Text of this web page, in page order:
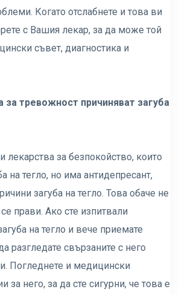
Когато отслабнете и това ви
с Вашия лекар, за да може той
съвет, диагностика и
за тревожност причиняват загуба
за безпокойство, които
на тегло, но има антидепресант,
загуба на тегло. Това обаче не
прави. Ако сте изпитвали
на тегло и вече приемате
разгледате свързаните с него
Погледнете и медицински
за него, за да сте сигурни, че това е